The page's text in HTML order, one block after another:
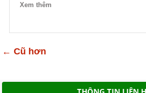
Xem thêm
← Cũ hơn